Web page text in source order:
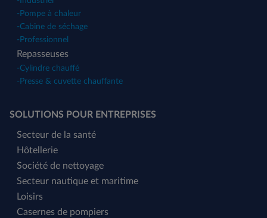
- Pompe à chaleur
-Cabine de séchage
- Professionnel
Repasseuses
-Cylindre chauffé
- Presse & cuvette chauffante
SOLUTIONS POUR ENTREPRISES
Secteur de la santé
Hôtellerie
Société de nettoyage
Secteur nautique et maritime
Loisirs
Casernes de pompiers